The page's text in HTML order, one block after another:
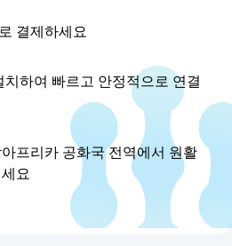
결제하세요
치하여 빠르고 안정적으로 연결
프리카 공화국 전역에서 원활
요